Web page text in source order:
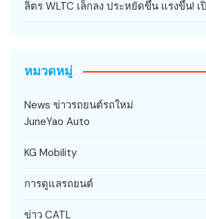
ลิตร WLTC เล็กลง ประหยัดขึ้น แรงขึ้น!
หมวดหมู่
News ข่าวรถยนต์รถใหม่
JuneYao Auto
KG Mobility
การดูแลรถยนต์
ข่าว CATL